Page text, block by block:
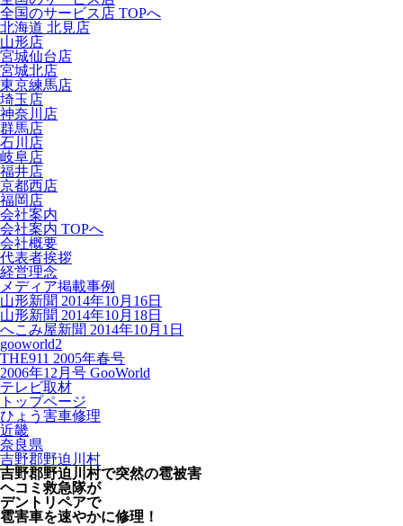
全国のサービス店 TOPへ
北海道 北見店
山形店
宮城仙台店
宮城北店
東京練馬店
埼玉店
神奈川店
群馬店
石川店
岐阜店
福井店
京都西店
福岡店
会社案内
会社案内 TOPへ
会社概要
代表者挨拶
経営理念
メディア掲載事例
山形新聞 2014年10月16日
山形新聞 2014年10月18日
へこみ屋新聞 2014年10月1日
gooworld2
THE911 2005年春号
2006年12月号 GooWorld
テレビ取材
トップページ
ひょう害車修理
近畿
奈良県
吉野郡野迫川村
吉野郡野迫川村で突然の雹被害
ヘコミ救急隊が
デントリペアで
雹害車を速やかに修理！